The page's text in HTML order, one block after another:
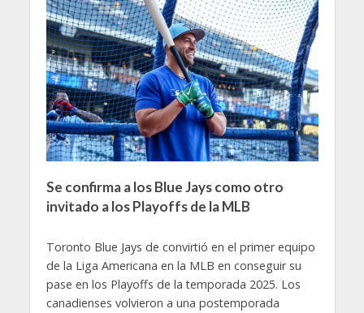
Se confirma a los Blue Jays como otro
invitado a los Playoffs de la MLB
Toronto Blue Jays de convirtió en el primer equipo
de la Liga Americana en la MLB en conseguir su
pase en los Playoffs de la temporada 2025. Los
canadienses volvieron a una postemporada